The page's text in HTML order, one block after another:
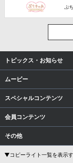
ぷ
トピックス・お知らせ
ムービー
スペシャルコンテンツ
会員コンテンツ
その他
▼コピーライト一覧を表示